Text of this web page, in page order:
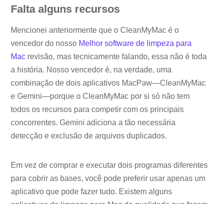
Falta alguns recursos
Mencionei anteriormente que o CleanMyMac é o
vencedor do nosso Melhor software de limpeza para
Mac revisão, mas tecnicamente falando, essa não é toda
a história. Nosso vencedor é, na verdade, uma
combinação de dois aplicativos MacPaw—CleanMyMac
e Gemini—porque o CleanMyMac por si só não tem
todos os recursos para competir com os principais
concorrentes. Gemini adiciona a tão necessária
detecção e exclusão de arquivos duplicados.
Em vez de comprar e executar dois programas diferentes
para cobrir as bases, você pode preferir usar apenas um
aplicativo que pode fazer tudo. Existem alguns